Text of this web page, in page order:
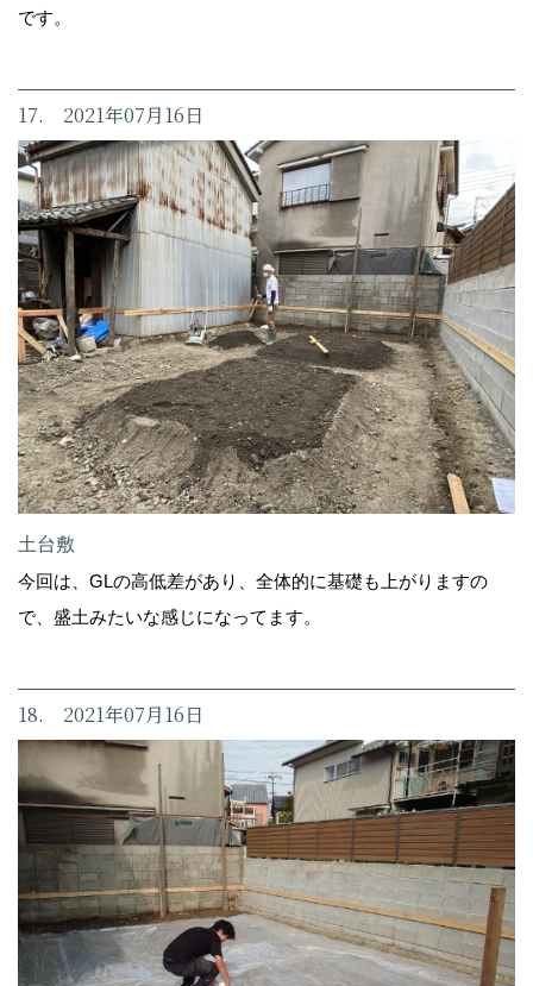
です。
17. 2021年07月16日
土台敷
今回は、GLの高低差があり、全体的に基礎も上がりますの
で、盛土みたいな感じになってます。
18. 2021年07月16日